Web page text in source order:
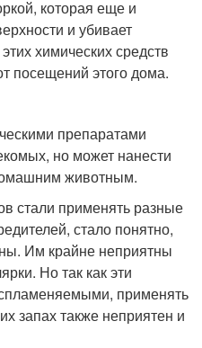
которая еще и
и убивает
химических средств
посещений этого дома.
препаратами
но может нанести
животным.
стали применять разные
стало понятно,
Им крайне неприятны
Но так как эти
применять
запах также неприятен и